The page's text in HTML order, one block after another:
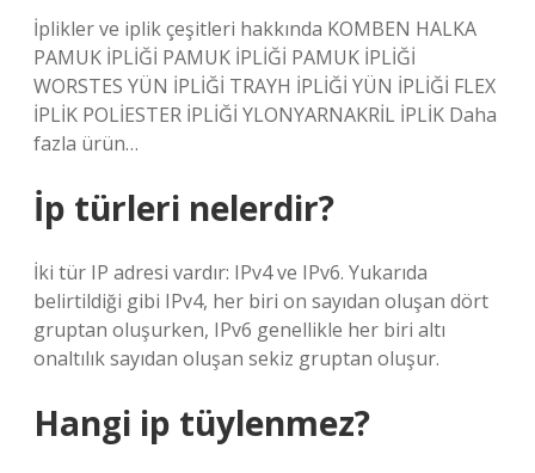
İplikler ve iplik çeşitleri hakkında KOMBEN HALKA
PAMUK İPLİĞİ PAMUK İPLİĞİ PAMUK İPLİĞİ
WORSTES YÜN İPLİĞİ TRAYH İPLİĞİ YÜN İPLİĞİ FLEX
İPLİK POLİESTER İPLİĞİ YLONYARNAKRİL İPLİK Daha
fazla ürün…
İp türleri nelerdir?
İki tür IP adresi vardır: IPv4 ve IPv6. Yukarıda
belirtildiği gibi IPv4, her biri on sayıdan oluşan dört
gruptan oluşurken, IPv6 genellikle her biri altı
onaltılık sayıdan oluşan sekiz gruptan oluşur.
Hangi ip tüylenmez?